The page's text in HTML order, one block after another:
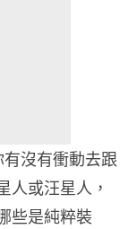
沒有衝動去跟
人或汪星人，
些是純粹裝